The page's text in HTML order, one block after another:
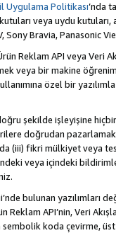
Uygulama Politikası’nda
veya uydu kutuları,
Bravia, Panasonic
Reklam API veya
veya bir makine
özel bir
şekilde işleyişine
doğrudan
(iii) fikri mülkiyet veya
veya içindeki
bulunan
API’nin, Veri
sembolik koda çevirme,